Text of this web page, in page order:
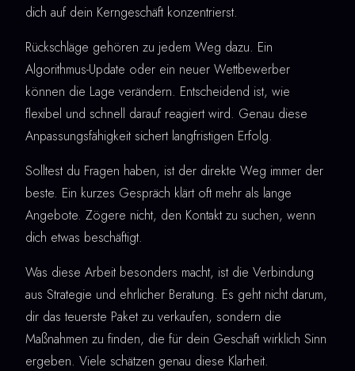
dich auf dein Kerngeschäft konzentrierst.
Rückschläge gehören zu jedem Weg dazu. Ein
Algorithmus-Update oder ein neuer Wettbewerber
können die Lage verändern. Entscheidend ist, wie
flexibel und schnell darauf reagiert wird. Genau diese
Anpassungsfähigkeit sichert langfristigen Erfolg.
Solltest du Fragen haben, ist der direkte Weg immer der
beste. Ein kurzes Gespräch klärt oft mehr als lange
Angebote. Zögere nicht, den Kontakt zu suchen, wenn
dich etwas beschäftigt.
Was diese Arbeit besonders macht, ist die Verbindung
aus Strategie und ehrlicher Beratung. Es geht nicht darum,
dir das teuerste Paket zu verkaufen, sondern die
Maßnahmen zu finden, die für dein Geschäft wirklich Sinn
ergeben. Viele schätzen genau diese Klarheit.